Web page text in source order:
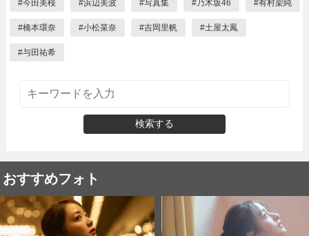
#今田美桜 #浜辺美波 #写真集 #乃木坂46 #有村架純
#橋本環奈 #小松菜奈 #吉岡里帆 #土屋太鳳
#与田祐希
検索する
おすすめフォト